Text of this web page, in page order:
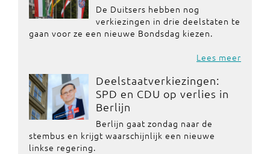
De Duitsers hebben nog
verkiezingen in drie deelstaten te
gaan voor ze een nieuwe Bondsdag kiezen.
Lees meer
Deelstaatverkiezingen:
SPD en CDU op verlies in
Berlijn
Berlijn gaat zondag naar de
stembus en krijgt waarschijnlijk een nieuwe
linkse regering.